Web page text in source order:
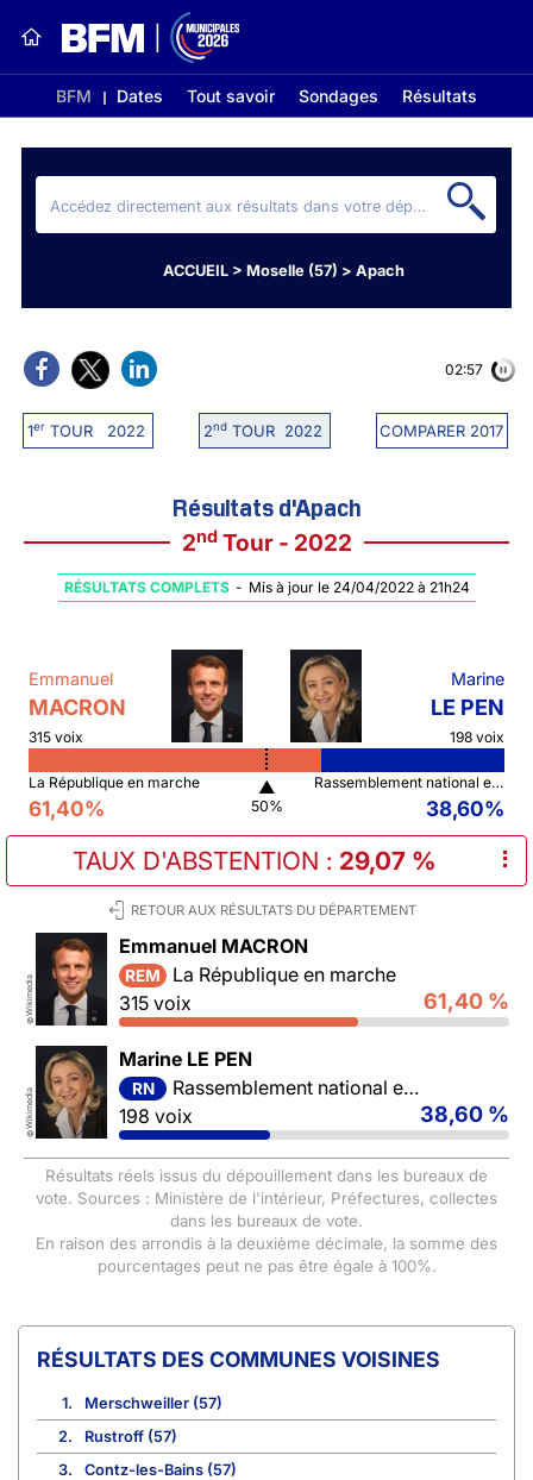
BFM Dates Tout savoir Sondages Résultats
ACCUEIL> Moselle (57) > Apach
1erTOUR 2022 2ndTOUR 2022 COMPARER 2017
02:56
Résultats d'Apach
2ndTour - 2022
RÉSULTATS COMPLETS - Mis à jour le 24/04/2022 à 21h24
Emmanuel
MACRON
315 voix
Marine
LE PEN
198 voix
La République en marche
61,40%
▲
50%
Rassemblement national et ses alliés
38,60%
TAUX D'ABSTENTION : 29,07 % ⠇
RETOUR AUX RÉSULTATS DU DÉPARTEMENT
©
Wikimedia
Emmanuel MACRON
REM
La République en marche
315 voix
61,40 %
©
Wikimedia
Marine LE PEN
RN
Rassemblement national et ses alliés
198 voix
38,60 %
Résultats réels issus du dépouillement dans les bureaux de
vote. Sources : Ministère de l'intérieur, Préfectures, collectes
dans les bureaux de vote.
En raison des arrondis à la deuxième décimale, la somme des
pourcentages peut ne pas être égale à 100%.
COMMUNES VOISINES
1.
Merschweiller (57)
2.
Rustroff (57)
3.
Contz-les-Bains (57)